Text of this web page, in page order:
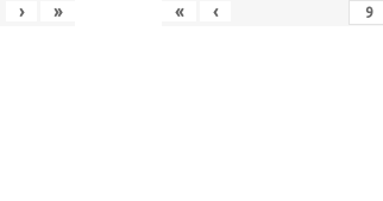
› » « ‹